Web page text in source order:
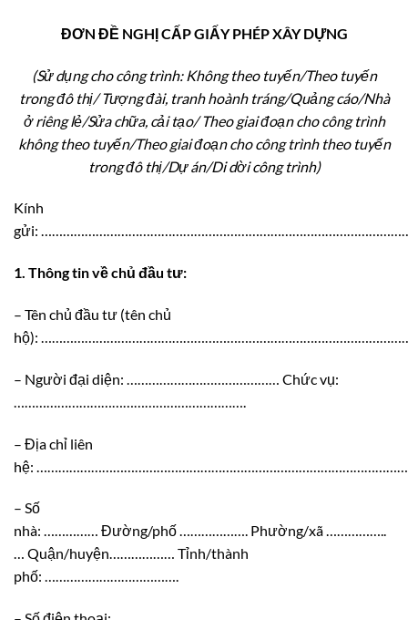
ĐƠN ĐỀ NGHỊ CẤP GIẤY PHÉP XÂY DỰNG
(Sử dụng cho công trình: Không theo tuyến/Theo tuyến
trong đô thị/ Tượng đài, tranh hoành tráng/Quảng cáo/Nhà
ở riêng lẻ/Sửa chữa, cải tạo/ Theo giai đoạn cho công trình
không theo tuyến/Theo giai đoạn cho công trình theo tuyến
trong đô thị/Dự án/Di dời công trình)
Kính
gửi:
1. Thông tin về chủ đầu tư:
– Tên chủ đầu tư (tên chủ
hộ):
– Người đại diện: …………………………………… Chức vụ:
– Địa chỉ liên
hệ:
– Số
nhà: …………… Đường/phố ………………. Phường/xã ……………..
… Quận/huyện……………… Tỉnh/thành
phố: ……………………………….